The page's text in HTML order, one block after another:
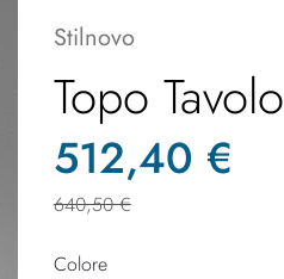
Stilnovo
Topo Tavolo
512,40 €
640,50 €
Colore